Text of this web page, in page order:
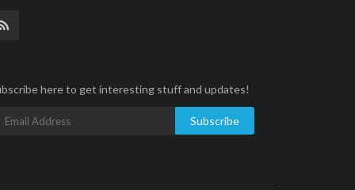
here to get interesting stuff and updates!
Subscribe